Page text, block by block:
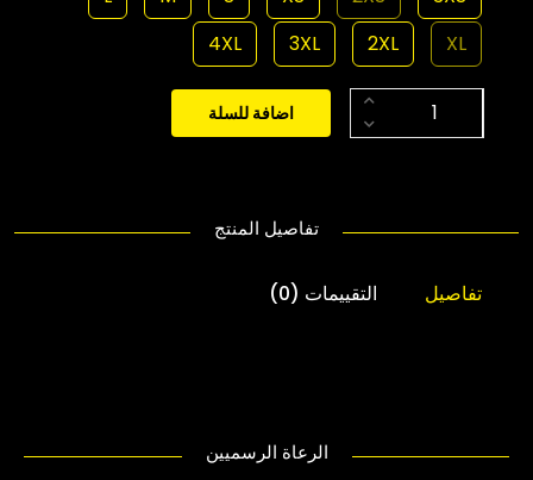
XL
2XL
3XL
4XL
اضافة للسلة
تفاصيل المنتج
تفاصيل التقييمات (0)
الرعاة الرسميين